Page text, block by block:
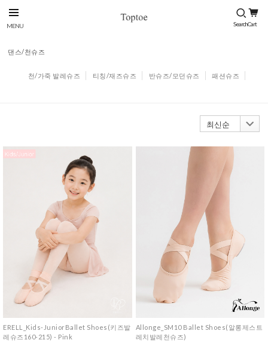
댄스/천슈즈
천/가죽 발레슈즈 티칭/재즈슈즈 반슈즈/모던슈즈 패션슈즈
ERELL_Kids-JuniorBallet Shoes(키즈발
레슈즈160-215) - Pink
Allonge_SM10 Ballet Shoes(알롱제스트
레치발레천슈즈)